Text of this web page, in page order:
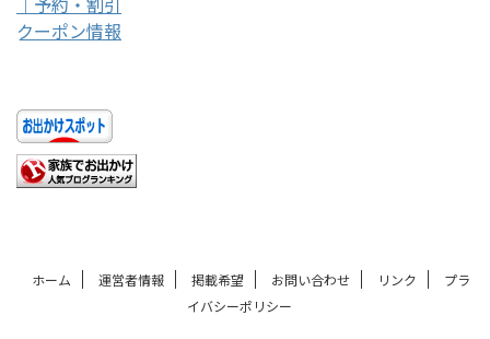
ホーム 運営者情報 掲載希望 お問い合わせ リンク
プラ
イバシーポリシー